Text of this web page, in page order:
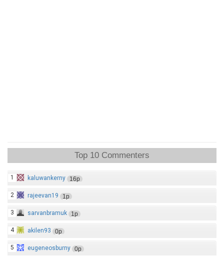
Top 10 Commenters
1 kaluwankerny 16p
2 rajeevan19 1p
3 sarvanbramuk 1p
4 akilen93 0p
5 eugeneosburny 0p